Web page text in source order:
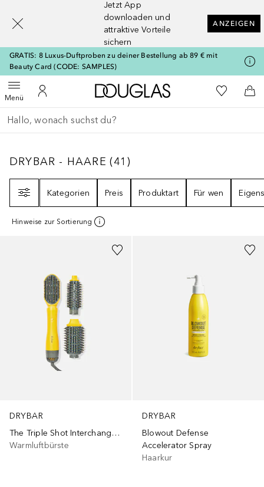
Jetzt App
downloaden und
attraktive Vorteile
sichern
ANZEIGEN
GRATIS: 8 Luxus-Duftproben zu deiner Bestellung ab 89 € mit
Beauty Card (CODE: SAMPLES)
MenüMenü öffnenZu Meinem Kundenkonto
Zur Douglas Startseite
Zu Meiner
Gehe zurück
Suche ausführen
DRYBAR - HAARE41
DRYBAR - HAARE (41 )
Kategorien
Preis Produktart Für wen
Hinweise zur Sortierung
DRYBAR
The Triple Shot Interchangeable Blow-Dryer Brush
Warmluftbürste
DRYBAR
Blowout Defense
Accelerator Spray
Haarkur
[navigation.slideout.screenreader]